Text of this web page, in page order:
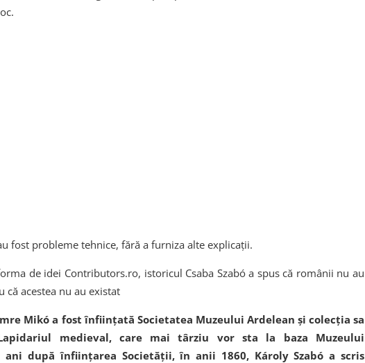
fost probleme tehnice, fără a furniza alte explicații.
de idei Contributors.ro, istoricul Csaba Szabó a spus că românii nu au
că acestea nu au existat
Mikó a fost înființată Societatea Muzeului Ardelean și colecția sa
medieval, care mai târziu vor sta la baza Muzeului
după înființarea Societății, în anii 1860, Károly Szabó a scris